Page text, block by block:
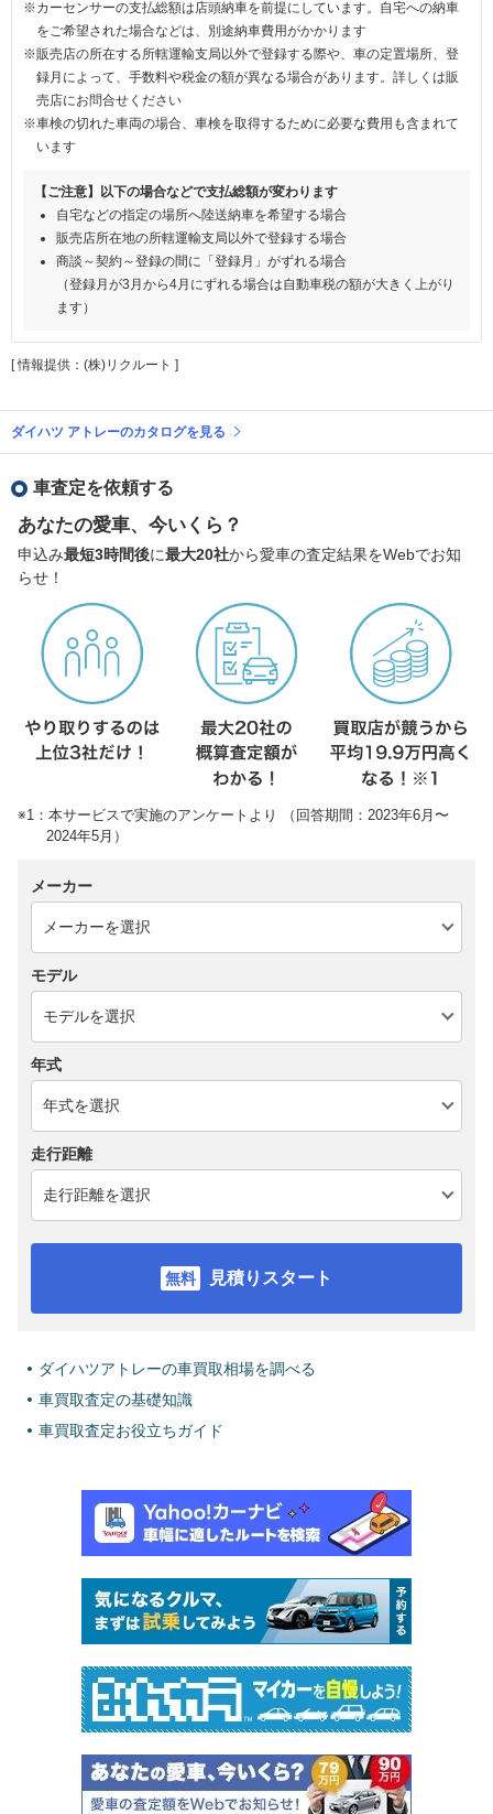
※カーセンサーの支払総額は店頭納車を前提にしています。自宅への納車
をご希望された場合などは、別途納車費用がかかります
※販売店の所在する所轄運輸支局以外で登録する際や、車の定置場所、登
録月によって、手数料や税金の額が異なる場合があります。詳しくは販
売店にお問合せください
※車検の切れた車両の場合、車検を取得するために必要な費用も含まれて
います
【ご注意】以下の場合などで支払総額が変わります
自宅などの指定の場所へ陸送納車を希望する場合
販売店所在地の所轄運輸支局以外で登録する場合
商談～契約～登録の間に「登録月」がずれる場合
（登録月が3月から4月にずれる場合は自動車税の額が大きく上がり
ます）
[ 情報提供：(株)リクルート ]
ダイハツ アトレーのカタログを見る
車査定を依頼する
あなたの愛車、今いくら？
申込み最短3時間後に最大20社から愛車の査定結果をWebでお知
らせ！
※1：本サービスで実施のアンケートより （回答期間：2023年6月〜
2024年5月）
メーカー
モデル
年式
走行距離
見積りスタート
ダイハツアトレーの車買取相場を調べる
車買取査定の基礎知識
車買取査定お役立ちガイド